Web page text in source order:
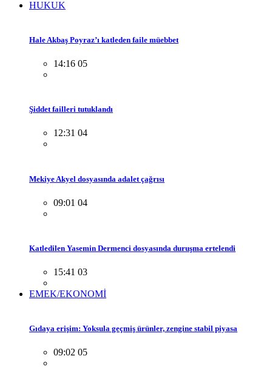
HUKUK
Hale Akbaş Poyraz’ı katleden faile müebbet
14:16 05
Şiddet failleri tutuklandı
12:31 04
Mekiye Akyel dosyasında adalet çağrısı
09:01 04
Katledilen Yasemin Dermenci dosyasında duruşma ertelendi
15:41 03
EMEK/EKONOMİ
Gıdaya erişim: Yoksula geçmiş ürünler, zengine stabil piyasa
09:02 05